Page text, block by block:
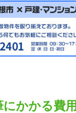
かかる費用